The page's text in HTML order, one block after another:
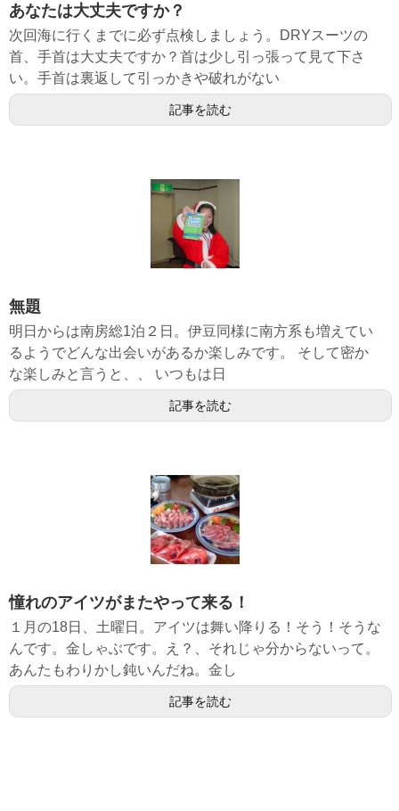
あなたは大丈夫ですか？
次回海に行くまでに必ず点検しましょう。DRYスーツの
首、手首は大丈夫ですか？首は少し引っ張って見て下さ
い。手首は裏返して引っかきや破れがない
記事を読む
無題
明日からは南房総1泊２日。伊豆同様に南方系も増えてい
るようでどんな出会いがあるか楽しみです。 そして密か
な楽しみと言うと、、 いつもは日
記事を読む
憧れのアイツがまたやって来る！
１月の18日、土曜日。アイツは舞い降りる！そう！そうな
んです。金しゃぶです。え？、それじゃ分からないって。
あんたもわりかし鈍いんだね。金し
記事を読む